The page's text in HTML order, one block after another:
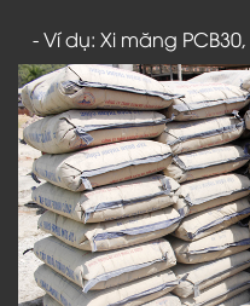
- Ví dụ: Xi măng PCB30,